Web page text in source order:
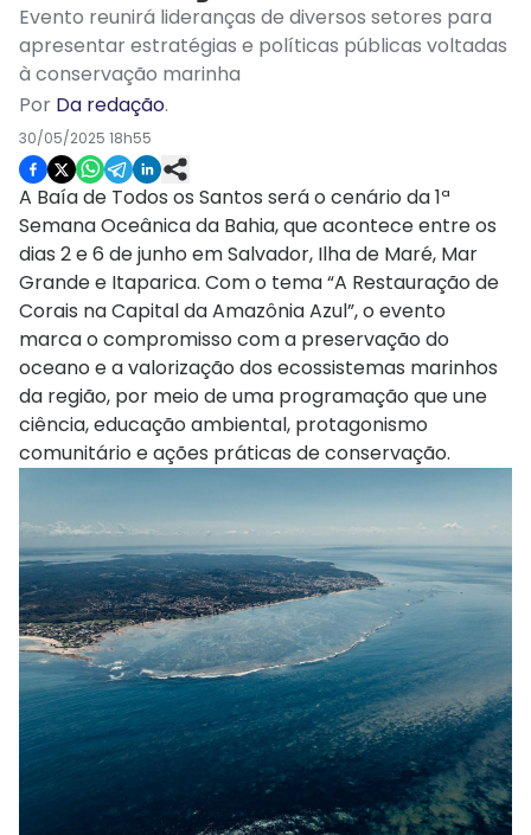
Evento reunirá lideranças de diversos setores para
apresentar estratégias e políticas públicas voltadas
à conservação marinha
Por Da redação.
30/05/2025 18h55
A Baía de Todos os Santos será o cenário da 1ª
Semana Oceânica da Bahia, que acontece entre os
dias 2 e 6 de junho em Salvador, Ilha de Maré, Mar
Grande e Itaparica. Com o tema “A Restauração de
Corais na Capital da Amazônia Azul”, o evento
marca o compromisso com a preservação do
oceano e a valorização dos ecossistemas marinhos
da região, por meio de uma programação que une
ciência, educação ambiental, protagonismo
comunitário e ações práticas de conservação.